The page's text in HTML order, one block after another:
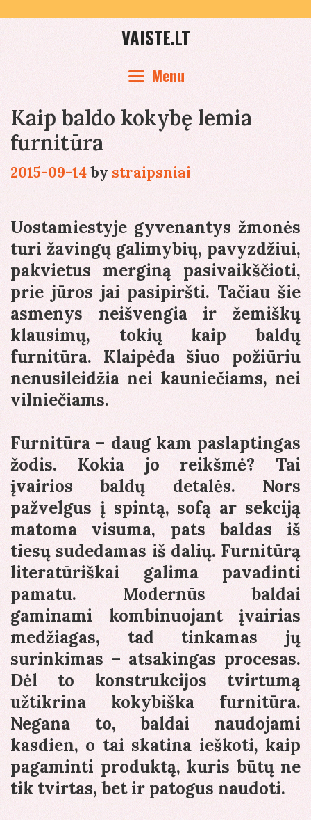
VAISTE.LT
Menu
Kaip baldo kokybę lemia
furnitūra
2015-09-14by straipsniai
Uostamiestyje gyvenantys žmonės
turi žavingų galimybių, pavyzdžiui,
pakvietus merginą pasivaikščioti,
prie jūros jai pasipiršti. Tačiau šie
asmenys neišvengia ir žemiškų
klausimų, tokių kaip baldų
furnitūra. Klaipėda šiuo požiūriu
nenusileidžia nei kauniečiams, nei
vilniečiams.
Furnitūra – daug kam paslaptingas
žodis. Kokia jo reikšmė? Tai
įvairios baldų detalės. Nors
pažvelgus į spintą, sofą ar sekciją
matoma visuma, pats baldas iš
tiesų sudedamas iš dalių. Furnitūrą
literatūriškai galima pavadinti
pamatu. Modernūs baldai
gaminami kombinuojant įvairias
medžiagas, tad tinkamas jų
surinkimas – atsakingas procesas.
Dėl to konstrukcijos tvirtumą
užtikrina kokybiška furnitūra.
Negana to, baldai naudojami
kasdien, o tai skatina ieškoti, kaip
pagaminti produktą, kuris būtų ne
tik tvirtas, bet ir patogus naudoti.